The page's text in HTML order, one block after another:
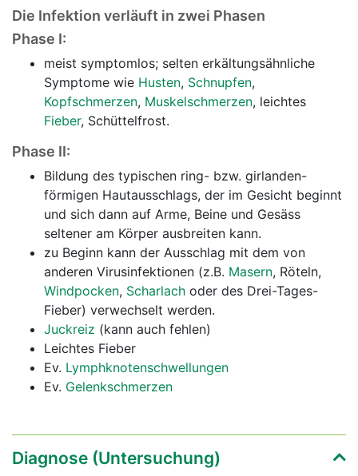
Die Infektion verläuft in zwei Phasen
Phase I:
meist symptomlos; selten erkältungsähnliche
Symptome wie Husten, Schnupfen,
Kopfschmerzen, Muskelschmerzen, leichtes
Fieber, Schüttelfrost.
Phase II:
Bildung des typischen ring- bzw. girlanden-
förmigen Hautausschlags, der im Gesicht beginnt
und sich dann auf Arme, Beine und Gesäss
seltener am Körper ausbreiten kann.
zu Beginn kann der Ausschlag mit dem von
anderen Virusinfektionen (z.B. Masern, Röteln,
Windpocken, Scharlach oder des Drei-Tages-
Fieber) verwechselt werden.
Juckreiz (kann auch fehlen)
Leichtes Fieber
Ev. Lymphknotenschwellungen
Ev. Gelenkschmerzen
Diagnose (Untersuchung)